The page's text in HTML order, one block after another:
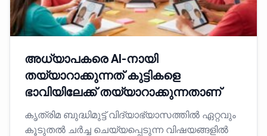
അധ്യാപകരെ AI-നായി
തയ്യാറാക്കുന്നത് കുട്ടികളെ
ഭാവിയിലേക്ക് തയ്യാറാക്കുന്നതാണ്
കൃത്രിമ ബുദ്ധിമുട്ട് വിദ്യാഭ്യാസത്തിൽ ഏറ്റവും
കൂടുതൽ ചർച്ച ചെയ്യപ്പെടുന്ന വിഷയങ്ങളിൽ